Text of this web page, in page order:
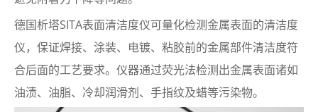
德国析塔SITA表面清洁度仪可量化检测金属表面的清洁度
仪，保证焊接、涂装、电镀、粘胶前的金属部件清洁度符
合后面的工艺要求。仪器通过荧光法检测出金属表面诸如
油渍、油脂、冷却润滑剂、手指纹及蜡等污染物。